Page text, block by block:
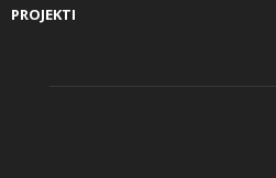
PROJEKTI